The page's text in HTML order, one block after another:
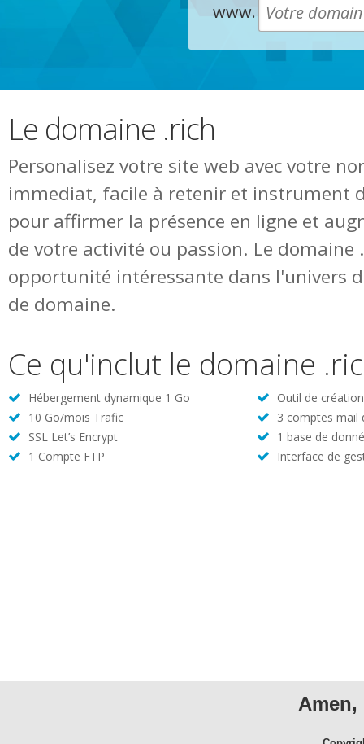
www.
Le domaine .rich
Personalisez votre site web avec votre
immediat, facile à retenir et instrument
pour affirmer la présence en ligne et
de votre activité ou passion. Le domaine
opportunité intéressante dans l'univers
de domaine.
Ce qu'inclut le domaine
Hébergement dynamique 1 Go
Outil de
10 Go/mois Trafic
3 comptes mail
SSL Let’s Encrypt
1 base de
1 Compte FTP
Interface de